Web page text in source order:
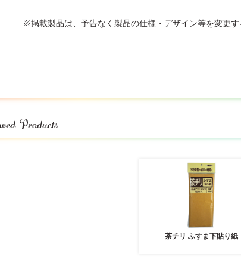
※掲載製品は、予告なく製品の仕様・デザイン等を変更す
茶チリ ふすま下貼り紙